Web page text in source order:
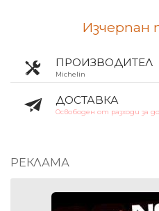
Изчерпан
ПРОИЗВОДИТЕЛ
Michelin
ДОСТАВКА
Освободен от разходи за
РЕКЛАМА